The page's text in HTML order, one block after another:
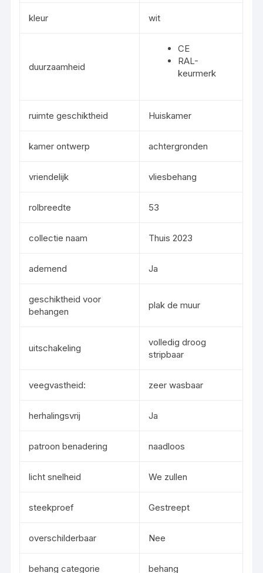
kleur wit
duurzaamheid
CE
RAL-
keurmerk
ruimte geschiktheid Huiskamer
kamer ontwerp achtergronden
vriendelijk vliesbehang
rolbreedte 53
collectie naam Thuis 2023
ademend Ja
geschiktheid voor
behangen
plak de muur
uitschakeling
volledig droog
stripbaar
veegvastheid: zeer wasbaar
herhalingsvrij Ja
patroon benadering naadloos
licht snelheid We zullen
steekproef Gestreept
overschilderbaar Nee
behang categorie behang